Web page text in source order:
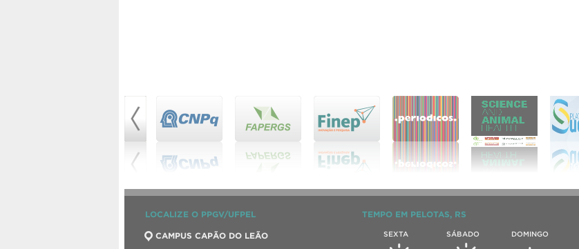
LOCALIZE O PPGV/UFPEL
CAMPUS CAPÃO DO LEÃO
TEMPO EM PELOTAS, RS
SEXTA SÁBADO DOMINGO